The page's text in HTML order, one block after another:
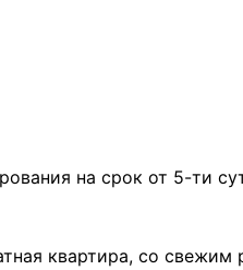
на срок от 5-ти
квартира, со свежим